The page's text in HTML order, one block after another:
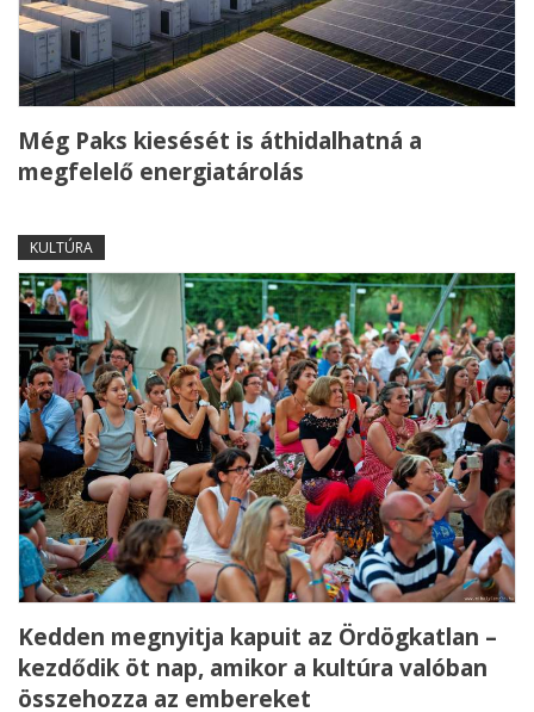
Még Paks kiesését is áthidalhatná a
megfelelő energiatárolás
KULTÚRA
Kedden megnyitja kapuit az Ördögkatlan –
kezdődik öt nap, amikor a kultúra valóban
összehozza az embereket